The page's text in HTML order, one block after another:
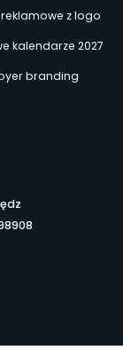
reklamowe z logo
kalendarze 2027
branding